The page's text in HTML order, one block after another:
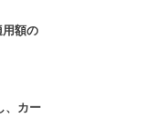
額の
、カー